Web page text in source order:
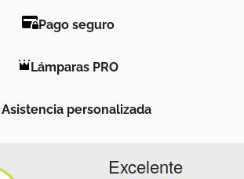
Pago seguro
Lámparas PRO
Asistencia personalizada
Excelente